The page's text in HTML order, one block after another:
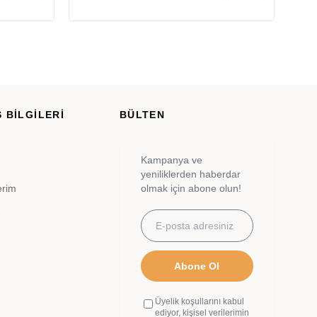
BİLGİLERİ BÜLTEN
Kampanya ve
yeniliklerden haberdar
olmak için abone olun!
Abone Ol
Üyelik koşullarını kabul
ediyor, kişisel verilerimin